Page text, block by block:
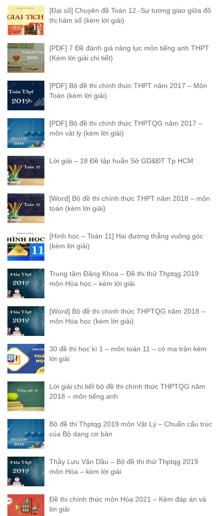
[Đại số] Chuyên đề Toán 12 -Sự tương giao giữa đồ
thị hàm số (kèm lời giải)
[PDF] 7 Đề đánh giá năng lực môn tiếng anh THPT
(Kèm lời giải chi tiết)
[PDF] Bộ đề thi chính thức THPT năm 2017 – Môn
Toán (kèm lời giải)
[PDF] Bộ đề thi chính thức THPTQG năm 2017 –
môn vật lý (kèm lời giải)
Lời giải – 18 Đề tập huấn Sở GD&ĐT Tp HCM
[Word] Bộ đề thi chính thức THPT năm 2018 – môn
toán (kèm lời giải)
[Hình học – Toán 11] Hai đường thẳng vuông góc
(kèm lời giải)
Trung tâm Đăng Khoa – Đề thi thử Thptqg 2019
môn Hóa học – kèm lời giải
[Word] Bộ đề thi chính thức THPTQG năm 2018 –
môn Hóa học (kèm lời giải)
30 đề thi học kì 1 – môn toán 11 – có ma trận kèm
lời giải
Lời giải chi tiết bộ đề thi chính thức THPTQG năm
2018 – môn tiếng anh
Bộ đề thi Thptqg 2019 môn Vật Lý – Chuẩn cấu trúc
của Bộ dạng cơ bản
Thầy Lưu Văn Dầu – Bộ đề thi thử Thptqg 2019
môn Hóa – kèm lời giải
Đề thi chính thức môn Hóa 2021 – Kèm đáp án và
lời giải